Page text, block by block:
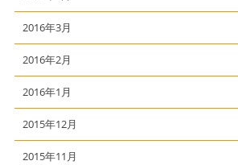
2016年3月
2016年2月
2016年1月
2015年12月
2015年11月